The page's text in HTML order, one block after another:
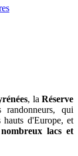
, laRéserve
qui
d'Europe, et
lacs et